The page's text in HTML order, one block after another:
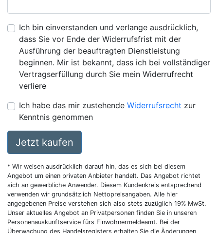
Ich bin einverstanden und verlange ausdrücklich,
dass Sie vor Ende der Widerrufsfrist mit der
Ausführung der beauftragten Dienstleistung
beginnen. Mir ist bekannt, dass ich bei vollständiger
Vertragserfüllung durch Sie mein Widerrufrecht
verliere
Ich habe das mir zustehende Widerrufsrecht zur
Kenntnis genommen
Jetzt kaufen
* Wir weisen ausdrücklich darauf hin, das es sich bei diesem
Angebot um einen privaten Anbieter handelt. Das Angebot richtet
sich an gewerbliche Anwender. Diesem Kundenkreis entsprechend
verwenden wir grundsätzlich Nettopreisangaben. Alle hier
angegebenen Preise verstehen sich also stets zuzüglich 19% MwSt.
Unser aktuelles Angebot an Privatpersonen finden Sie in unseren
Personenauskunftservice fürs Einwohnermeldeamt. Bei der
Überwachung des Handelsregisters erhalten Sie die Änderungen